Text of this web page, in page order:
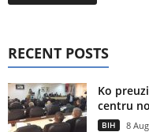
RECENT POSTS
Ko
centru
BIH 8